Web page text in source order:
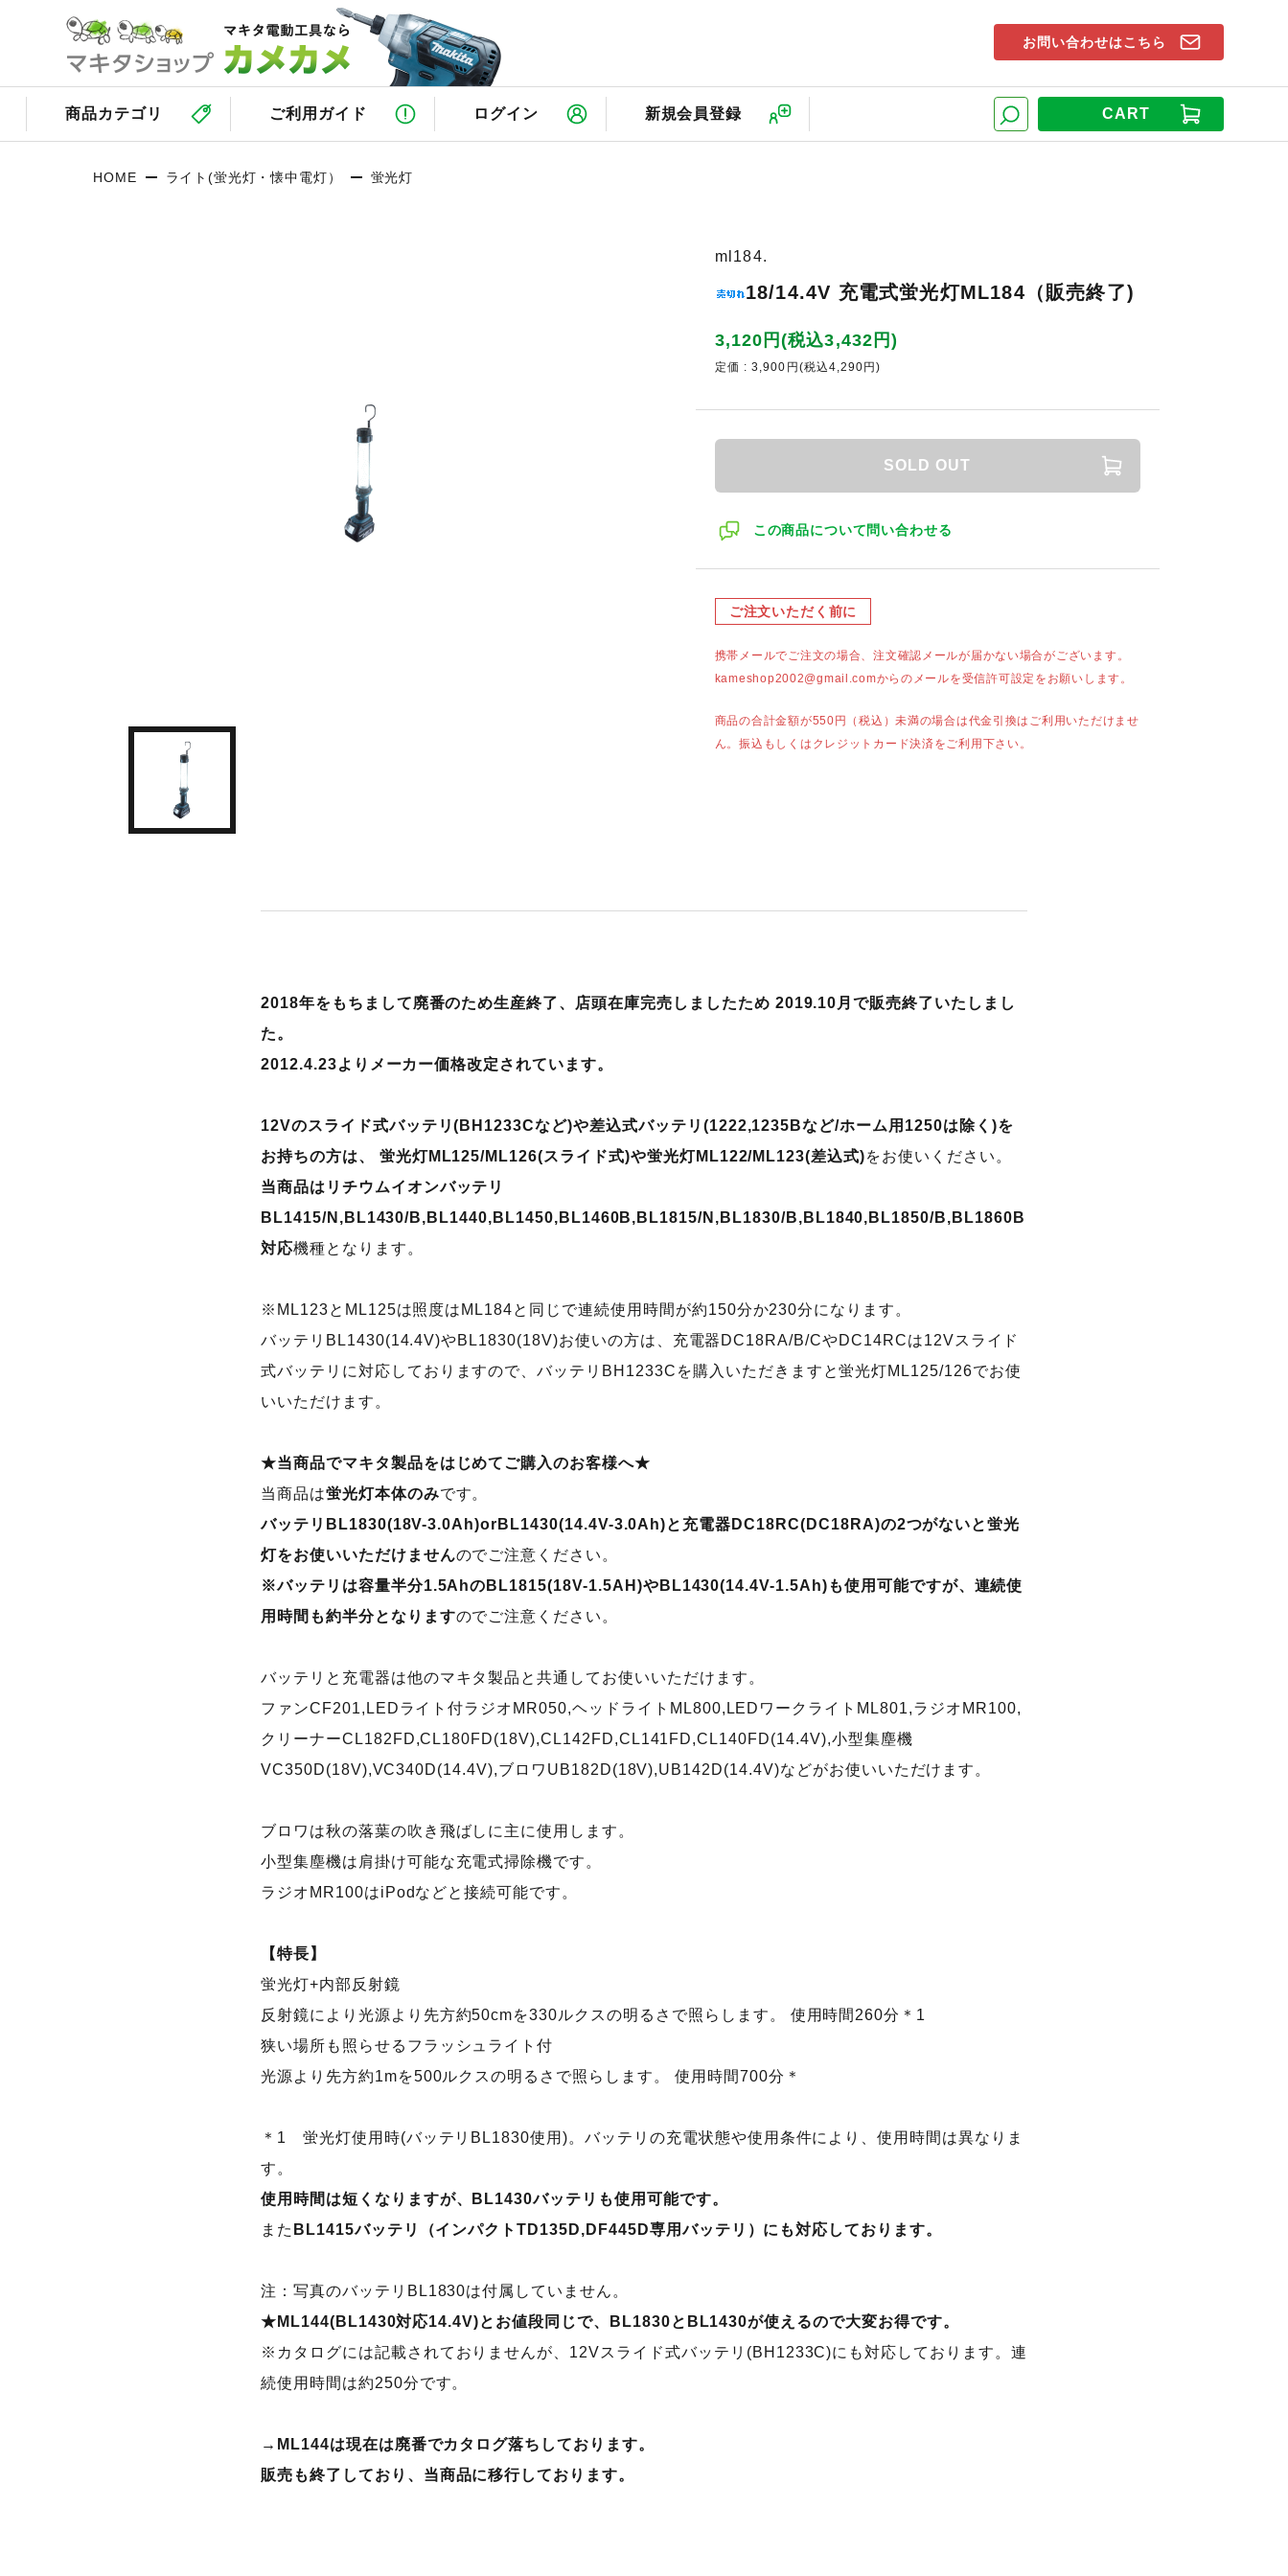
CART
商品カテゴリ ご利用ガイド ログイン 新規会員登録
お問い合わせはこちら
HOME ライト(蛍光灯・懐中電灯） 蛍光灯
ml184.
18/14.4V 充電式蛍光灯ML184（販売終了)
3,120円(税込3,432円)
定価 : 3,900円(税込4,290円)
SOLD OUT
この商品について問い合わせる
ご注文いただく前に
携帯メールでご注文の場合、注文確認メールが届かない場合がございます。
kameshop2002@gmail.comからのメールを受信許可設定をお願いします。
商品の合計金額が550円（税込）未満の場合は代金引換はご利用いただけませ
ん。振込もしくはクレジットカード決済をご利用下さい。
2018年をもちまして廃番のため生産終了、店頭在庫完売しましたため 2019.10月で販売終了いたしまし
た。
2012.4.23よりメーカー価格改定されています。
12Vのスライド式バッテリ(BH1233Cなど)や差込式バッテリ(1222,1235Bなど/ホーム用1250は除く)を
お持ちの方は、 蛍光灯ML125/ML126(スライド式)や蛍光灯ML122/ML123(差込式)をお使いください。
当商品はリチウムイオンバッテリ
BL1415/N,BL1430/B,BL1440,BL1450,BL1460B,BL1815/N,BL1830/B,BL1840,BL1850/B,BL1860B
対応機種となります。
※ML123とML125は照度はML184と同じで連続使用時間が約150分か230分になります。
バッテリBL1430(14.4V)やBL1830(18V)お使いの方は、充電器DC18RA/B/CやDC14RCは12Vスライド
式バッテリに対応しておりますので、バッテリBH1233Cを購入いただきますと蛍光灯ML125/126でお使
いいただけます。
★当商品でマキタ製品をはじめてご購入のお客様へ★
当商品は蛍光灯本体のみです。
バッテリBL1830(18V-3.0Ah)orBL1430(14.4V-3.0Ah)と充電器DC18RC(DC18RA)の2つがないと蛍光
灯をお使いいただけませんのでご注意ください。
※バッテリは容量半分1.5AhのBL1815(18V-1.5AH)やBL1430(14.4V-1.5Ah)も使用可能ですが、連続使
用時間も約半分となりますのでご注意ください。
バッテリと充電器は他のマキタ製品と共通してお使いいただけます。
ファンCF201,LEDライト付ラジオMR050,ヘッドライトML800,LEDワークライトML801,ラジオMR100,
クリーナーCL182FD,CL180FD(18V),CL142FD,CL141FD,CL140FD(14.4V),小型集塵機
VC350D(18V),VC340D(14.4V),ブロワUB182D(18V),UB142D(14.4V)などがお使いいただけます。
ブロワは秋の落葉の吹き飛ばしに主に使用します。
小型集塵機は肩掛け可能な充電式掃除機です。
ラジオMR100はiPodなどと接続可能です。
【特長】
蛍光灯+内部反射鏡
反射鏡により光源より先方約50cmを330ルクスの明るさで照らします。 使用時間260分＊1
狭い場所も照らせるフラッシュライト付
光源より先方約1mを500ルクスの明るさで照らします。 使用時間700分＊
＊1 蛍光灯使用時(バッテリBL1830使用)。バッテリの充電状態や使用条件により、使用時間は異なりま
す。
使用時間は短くなりますが、BL1430バッテリも使用可能です。
また BL1415バッテリ（インパクトTD135D,DF445D専用バッテリ）にも対応しております。
注：写真のバッテリBL1830は付属していません。
★ML144(BL1430対応14.4V)とお値段同じで、BL1830とBL1430が使えるので大変お得です。
※カタログには記載されておりませんが、12Vスライド式バッテリ(BH1233C)にも対応しております。連
続使用時間は約250分です。
→ML144は現在は廃番でカタログ落ちしております。
販売も終了しており、当商品に移行しております。